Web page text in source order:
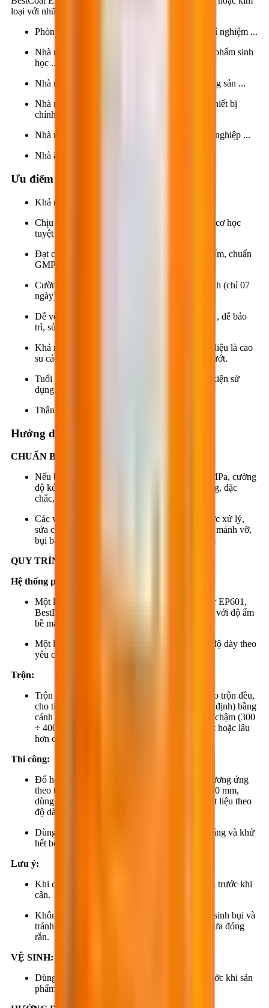
loại với những yêu cầu cao cấp như:
Phòng vô trùng, phòng mổ bệnh viện, phòng thí nghiệm ...
Nhà máy chế biến dược phẩm, thuốc thú y, vật phẩm sinh
học ...
Nhà máy chế biến thực phẩm, thủy hải sản, nông sản ...
Nhà máy lắp ráp linh kiện điện tử, quang học, thiết bị
chính xác...
Nhà máy hóa chất, thuốc sát trùng, vật tư nông nghiệp ...
Nhà ăn, nhà giữ trẻ...
Ưu điểm
Khả năng tự san phẳng và đạt độ bóng cao.
Chịu tải trọng, kháng hóa chất, kháng mài mòn cơ học
tuyệt vời.
Đạt chuẩn vi sinh, an toàn thực phẩm, dược phẩm, chuẩn
GMP, HACCP.
Cường độ nén, kéo và bám dính phát triển nhanh (chỉ 07
ngày).
Dễ vệ sinh, chùi rửa, kháng vi sinh, nấm mốc…, dễ bảo
trì, sửa chữa, dặm vá...
Khả năng chống trượt cao (khi tiếp xúc với vật liệu là cao
su các loại) ngay cả trong điều kiện bề mặt ẩm ướt.
Tuổi thọ vật liệu lâu dài (≥ 20 năm) trong điều kiện sử
dụng thông thường.
Thân thiện với môi trường.
Hướng dẫn thi công
CHUẨN BỊ BỀ MẶT:
Nếu bề mặt là bê tông thì cường độ nén: ≥ 20 MPa, cường
độ kéo: ≥ 1.5 MPa. Bề mặt nền phải bằng phẳng, đặc
chắc, khô ráo (độ ẩm bề mặt tối đa 4%).
Các vết nứt, các vị trí bị khiếm khuyết phải được xử lý,
sửa chữa, dặm vá đúng quy trình. Các tạp chất, mảnh vỡ,
bụi bẩn, dầu mỡ… phải được loại bỏ hoàn toàn.
QUY TRÌNH THI CÔNG:
Hệ thống phủ:
Một lớp lót BestPrimer PU40S hoặc BestPrimer EP601,
BestPrimer EP602, BestPrimer EP603 phù hợp với độ ẩm
bề mặt nền.
Một lớp phủ tự san phẳng BestCoat EP609 có độ dày theo
yêu cầu thiết kế.
Trộn:
Trộn đều sơ bộ phần A và cho thành phần B vào trộn đều,
cho tiếp thành phần C vào (theo đúng tỷ lệ quy định) bằng
cánh khuấy hoặc máy trộn chuyên dụng tốc độ chậm (300
÷ 400 vòng/phút) trong thời gian khoảng 3 phút hoặc lâu
hơn cho đến khi đồng nhất.
Thi công:
Đổ hỗn hợp đã trộn lên phần diện tích bề mặt tương ứng
theo từng luống song song có bề rộng 200 ÷ 300 mm,
dùng bàn cào răng cưa thích hợp để dàn đều vật liệu theo
độ dày yêu cầu.
Dùng ru-lô gai chuyên dụng hỗ trợ việc san phẳng và khử
hết bọt khí.
Lưu ý:
Khi cần chia nhỏ, phải khuấy đều thành phần A trước khi
cân.
Không gian thi công phải đảm bảo không phát sinh bụi và
tránh côn trùng trong suốt thời gian hỗn hợp chưa đóng
rắn.
VỆ SINH:
Dùng giẻ khô và BestThinner SC01 vệ sinh trước khi sản
phẩm đóng rắn.